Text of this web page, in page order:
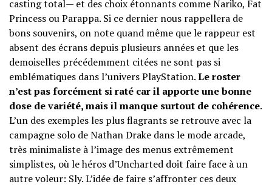
casting total— et des choix étonnants comme Nariko, Fat
Princess ou Parappa. Si ce dernier nous rappellera de
bons souvenirs, on note quand même que le rappeur est
absent des écrans depuis plusieurs années et que les
demoiselles précédemment citées ne sont pas si
emblématiques dans l’univers PlayStation.Le roster
n’est pas forcément si raté car il apporte une bonne
dose de variété, mais il manque surtout de cohérence.
L’un des exemples les plus flagrants se retrouve avec la
campagne solo de Nathan Drake dans le mode arcade,
très minimaliste à l’image des menus extrêmement
simplistes, où le héros d’Uncharted doit faire face à un
autre voleur: Sly. L’idée de faire s’affronter ces deux